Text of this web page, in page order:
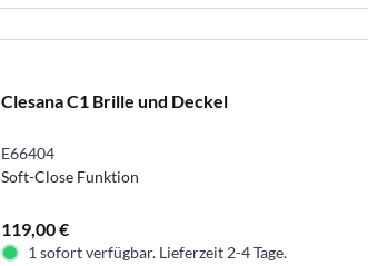
Clesana C1 Brille und Deckel
E66404
Soft-Close Funktion
119,00 €
1 sofort verfügbar. Lieferzeit 2-4 Tage.